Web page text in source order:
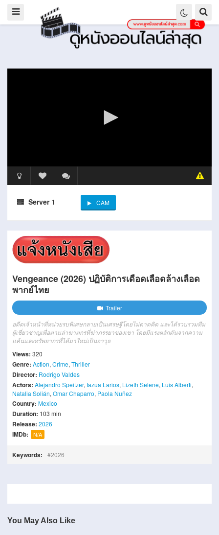
Server 1 CAM
Vengeance (2026) ปฏิบัติการเดือดเลือดล้างเลือด
พากย์ไทย
Trailer
อดีตเจ้าหน้าที่หน่วยรบพิเศษกลายเป็นเศรษฐีโดยไม่คาดคิด และได้รวบรวมทีม
ผู้เชี่ยวชาญเพื่อตามล่าฆาตกรที่ฆ่าภรรยาของเขา โดยมีแรงผลักดันจากความ
แค้นและทรัพยากรที่ได้มาใหม่เป็นอาวุธ
Views: 320
Genre: Action, Crime, Thriller
Director: Rodrigo Valdes
Actors: Alejandro Speitzer, Iazua Larios, Lizeth Selene, Luis Alberti,
Natalia Solián, Omar Chaparro, Paola Nuñez
Country: Mexico
Duration: 103 min
Release: 2026
IMDb: N/A
Keywords: 2026
You May Also Like